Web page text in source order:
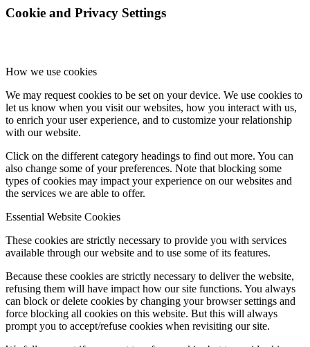
Cookie and Privacy Settings
How we use cookies
We may request cookies to be set on your device. We use cookies to
let us know when you visit our websites, how you interact with us,
to enrich your user experience, and to customize your relationship
with our website.
Click on the different category headings to find out more. You can
also change some of your preferences. Note that blocking some
types of cookies may impact your experience on our websites and
the services we are able to offer.
Essential Website Cookies
These cookies are strictly necessary to provide you with services
available through our website and to use some of its features.
Because these cookies are strictly necessary to deliver the website,
refusing them will have impact how our site functions. You always
can block or delete cookies by changing your browser settings and
force blocking all cookies on this website. But this will always
prompt you to accept/refuse cookies when revisiting our site.